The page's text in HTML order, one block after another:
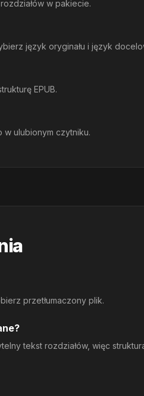
w pakiecie.
język oryginału i język
EPUB.
w ulubionym czytniku.
przetłumaczony plik.
tekst rozdziałów, więc